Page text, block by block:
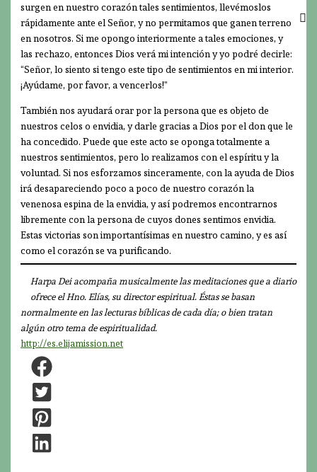
surgen en nuestro corazón tales sentimientos, llevémoslos
rápidamente ante el Señor, y no permitamos que ganen terreno
en nosotros. Si me opongo interiormente a tales emociones, y
las rechazo, entonces Dios verá mi intención y yo podré decirle:
“Señor, lo siento si tengo este tipo de sentimientos en mi interior.
¡Ayúdame, por favor, a vencerlos!”
También nos ayudará orar por la persona que es objeto de
nuestros celos o envidia, y darle gracias a Dios por el don que le
ha concedido. Puede que este acto se oponga totalmente a
nuestros sentimientos, pero lo realizamos con el espíritu y la
voluntad. Si nos esforzamos sinceramente, con la ayuda de Dios
irá desapareciendo poco a poco de nuestro corazón la
venenosa espina de la envidia, y así podremos encontrarnos
libremente con la persona de cuyos dones sentimos envidia.
Estas victorias son importantísimas en nuestro camino, y es así
como el corazón se va purificando.
Harpa Dei acompaña musicalmente las meditaciones que a diario
ofrece el Hno. Elías, su director espiritual. Éstas se basan
normalmente en las lecturas bíblicas de cada día; o bien tratan
algún otro tema de espiritualidad.
http://es.elijamission.net